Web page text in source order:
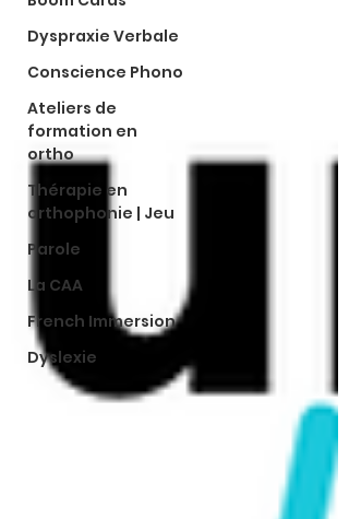
Dyspraxie Verbale
Conscience Phono
Ateliers de
formation en
ortho
Thérapie en
orthophonie | Jeu
Parole
La CAA
French Immersion
Dyslexie